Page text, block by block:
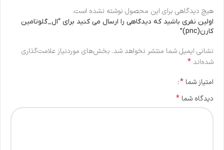
هیچ دیدگاهی برای این محصول نوشته نشده است.
اولین نفری باشید که دیدگاهی را ارسال می کنید برای “ال_گلوتامین
کارن(pnc)”
نشانی ایمیل شما منتشر نخواهد شد. بخش‌های موردنیاز علامت‌گذاری
شده‌اند*
امتیاز شما *
دیدگاه شما *